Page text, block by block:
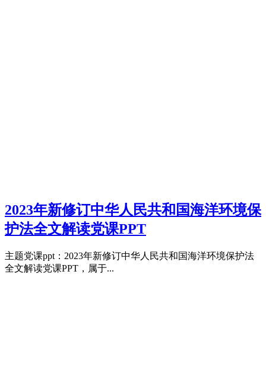
2023年新修订中华人民共和国海洋环境保
护法全文解读党课PPT
主题党课ppt：2023年新修订中华人民共和国海洋环境保护法
全文解读党课PPT，属于...